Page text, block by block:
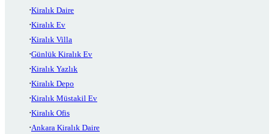
Kiralık Daire
Kiralık Ev
Kiralık Villa
Günlük Kiralık Ev
Kiralık Yazlık
Kiralık Depo
Kiralık Müstakil Ev
Kiralık Ofis
Ankara Kiralık Daire